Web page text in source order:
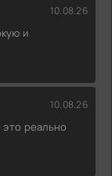
10.08.26
и
10.08.26
реально